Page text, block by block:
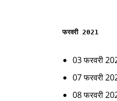
फरवरी 2021
03 फरवरी
07 फरवरी
08 फरवरी